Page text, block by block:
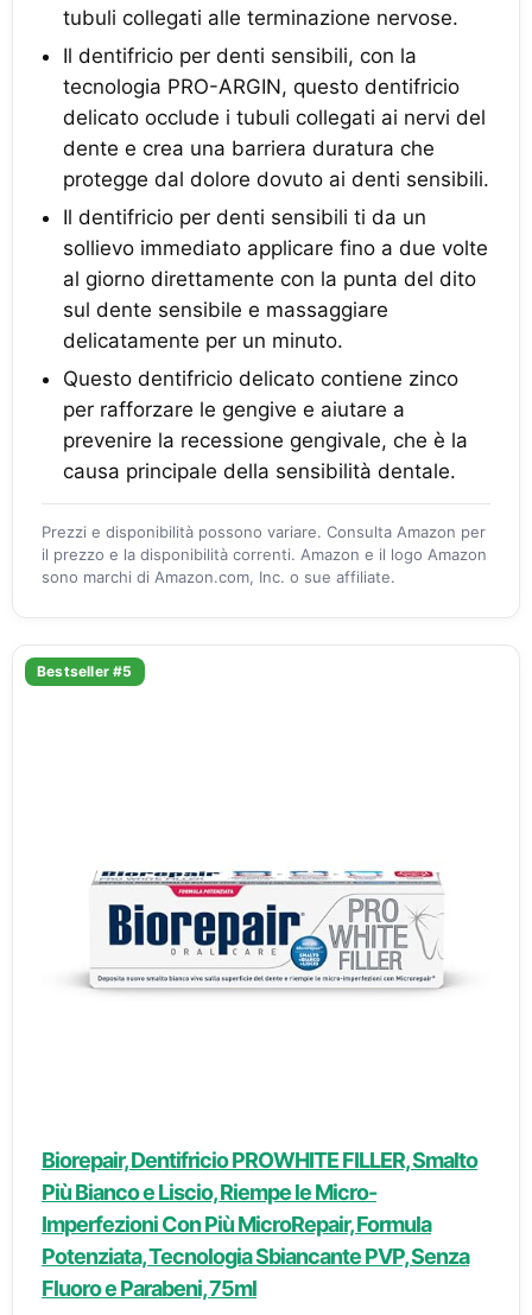
tubuli collegati alle terminazione nervose.
Il dentifricio per denti sensibili, con la
tecnologia PRO-ARGIN, questo dentifricio
delicato occlude i tubuli collegati ai nervi del
dente e crea una barriera duratura che
protegge dal dolore dovuto ai denti sensibili.
Il dentifricio per denti sensibili ti da un
sollievo immediato applicare fino a due volte
al giorno direttamente con la punta del dito
sul dente sensibile e massaggiare
delicatamente per un minuto.
Questo dentifricio delicato contiene zinco
per rafforzare le gengive e aiutare a
prevenire la recessione gengivale, che è la
causa principale della sensibilità dentale.
Prezzi e disponibilità possono variare. Consulta Amazon per
il prezzo e la disponibilità correnti. Amazon e il logo Amazon
sono marchi di Amazon.com, Inc. o sue affiliate.
Bestseller #5
Biorepair, Dentifricio PROWHITE FILLER, Smalto
Più Bianco e Liscio, Riempe le Micro-
Imperfezioni Con Più MicroRepair, Formula
Potenziata, Tecnologia Sbiancante PVP, Senza
Fluoro e Parabeni, 75ml